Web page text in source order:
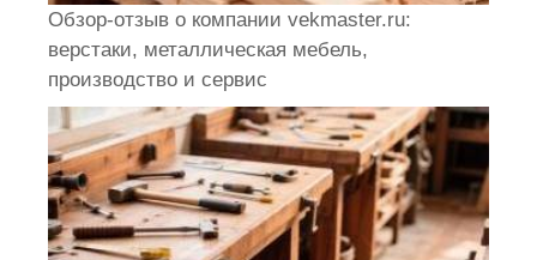
Обзор-отзыв о компании vekmaster.ru:
верстаки, металлическая мебель,
производство и сервис